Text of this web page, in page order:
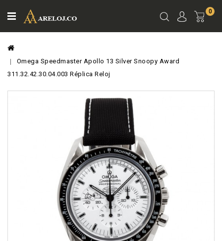
0
Omega Speedmaster Apollo 13 Silver Snoopy Award
311.32.42.30.04.003 Réplica Reloj